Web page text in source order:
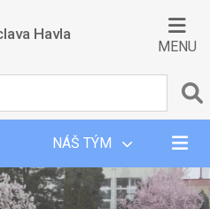
Havla
MENU
NÁŠ TÝM